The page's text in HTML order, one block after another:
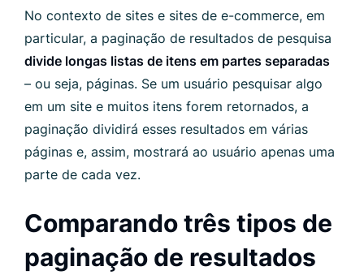
No contexto de sites e sites de e-commerce, em
particular, a paginação de resultados de pesquisa
divide longas listas de itens em partes separadas
– ou seja, páginas. Se um usuário pesquisar algo
em um site e muitos itens forem retornados, a
paginação dividirá esses resultados em várias
páginas e, assim, mostrará ao usuário apenas uma
parte de cada vez.
Comparando três tipos de
paginação de resultados